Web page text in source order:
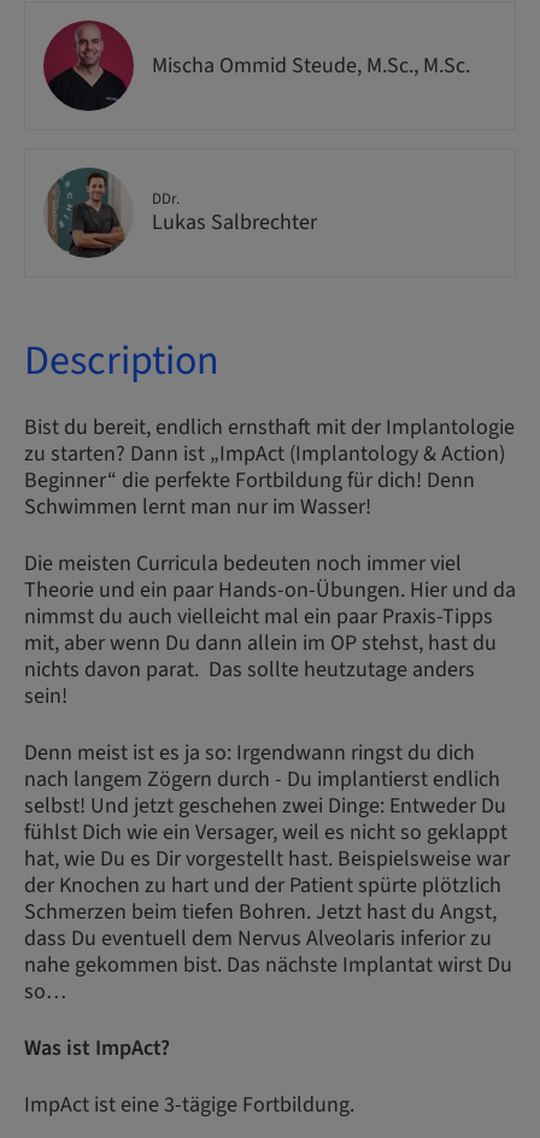
Mischa Ommid Steude, M.Sc., M.Sc.
DDr.
Lukas Salbrechter
Description
Bist du bereit, endlich ernsthaft mit der Implantologie
zu starten? Dann ist „ImpAct (Implantology & Action)
Beginner“ die perfekte Fortbildung für dich! Denn
Schwimmen lernt man nur im Wasser!
Die meisten Curricula bedeuten noch immer viel
Theorie und ein paar Hands-on-Übungen. Hier und da
nimmst du auch vielleicht mal ein paar Praxis-Tipps
mit, aber wenn Du dann allein im OP stehst, hast du
nichts davon parat. Das sollte heutzutage anders
sein!
Denn meist ist es ja so: Irgendwann ringst du dich
nach langem Zögern durch - Du implantierst endlich
selbst! Und jetzt geschehen zwei Dinge: Entweder Du
fühlst Dich wie ein Versager, weil es nicht so geklappt
hat, wie Du es Dir vorgestellt hast. Beispielsweise war
der Knochen zu hart und der Patient spürte plötzlich
Schmerzen beim tiefen Bohren. Jetzt hast du Angst,
dass Du eventuell dem Nervus Alveolaris inferior zu
nahe gekommen bist. Das nächste Implantat wirst Du
so…
Was ist ImpAct?
ImpAct ist eine 3-tägige Fortbildung.